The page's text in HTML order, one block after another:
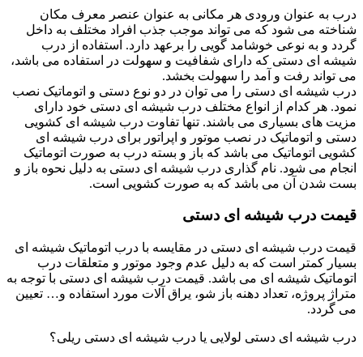
درب به عنوان ورودی هر مکانی به عنوان عنصر معرف مکان
شناخته می شود که می تواند موجب جذب افراد مختلف به داخل
گردد و به نوعی خوشامد گویی را برعهد دارد. استفاده از درب
شیشه ای دستی که دارای شفافیت و سهولت در استفاده می باشد،
می تواند رفت و آمد را سهولت بخشد.
درب شیشه ای دستی را می توان در دو نوع دستی و اتوماتیک نصب
نمود. هر کدام از انواع مختلف درب شیشه ای دستی خود دارای
مزیت های بسیاری می باشند. تنها تفاوت درب شیشه ای کشویی
دستی و اتوماتیک در نصب موتور و اپراتور برای درب شیشه ای
کشویی اتوماتیک می باشد که باز و بسته درب به صورت اتوماتیک
انجام می شود. نام گذاری درب شیشه ای دستی به دلیل نحوه باز و
بست شدن آن می باشد که به صورت کشویی است.
قیمت درب شیشه ای دستی
قیمت درب شیشه ای دستی در مقایسه با درب اتوماتیک شیشه ای
بسیار کمتر است که به دلیل عدم وجود موتور و متعلقات درب
اتوماتیک شیشه ای می باشد. قیمت درب شیشه ای دستی با توجه به
متراژ پروژه، تعداد دهنه باز شو، یراق آلات مورد استفاده و… تعیین
می گردد.
درب شیشه ای دستی لولایی یا درب شیشه ای دستی ریلی؟